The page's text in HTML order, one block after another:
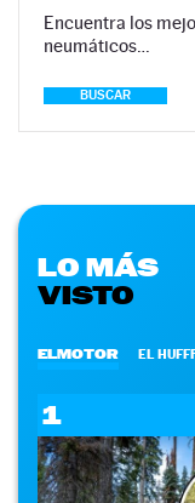
Encuentra los
neumáticos…
BUSCAR
LO MÁS
VISTO
ELMOTOR EL
1